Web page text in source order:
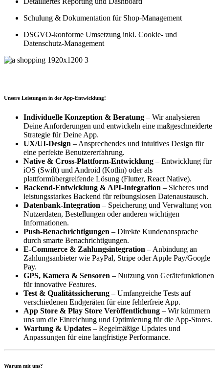
Schulung & Dokumentation für Shop-Management
DSGVO-konforme Umsetzung inkl. Cookie- und
Datenschutz-Management
Unsere Leistungen in der App-Entwicklung!
Individuelle Konzeption & Beratung – Wir analysieren
Deine Anforderungen und entwickeln eine maßgeschneiderte
Strategie für Deine App.
UX/UI-Design – Ansprechendes und intuitives Design für
eine perfekte Benutzererfahrung.
Native & Cross-Plattform-Entwicklung – Entwicklung für
iOS (Swift) und Android (Kotlin) oder als
plattformübergreifende Lösung (Flutter, React Native).
Backend-Entwicklung & API-Integration – Sicheres und
leistungsstarkes Backend für reibungslosen Datenaustausch.
Datenbank-Integration – Speicherung und Verwaltung von
Nutzerdaten, Bestellungen oder anderen wichtigen
Informationen.
Push-Benachrichtigungen – Direkte Kundenansprache
durch smarte Benachrichtigungen.
E-Commerce & Zahlungsintegration – Anbindung an
Zahlungsanbieter wie PayPal, Stripe oder Apple Pay/Google
Pay.
GPS, Kamera & Sensoren – Nutzung von Gerätefunktionen
für innovative Features.
Test & Qualitätssicherung – Umfangreiche Tests auf
verschiedenen Endgeräten für eine fehlerfreie App.
App Store & Play Store Veröffentlichung – Wir kümmern
uns um die Einreichung und Optimierung für die App-Stores.
Wartung & Updates – Regelmäßige Updates und
Anpassungen für eine langfristige Performance.
Warum mit uns?